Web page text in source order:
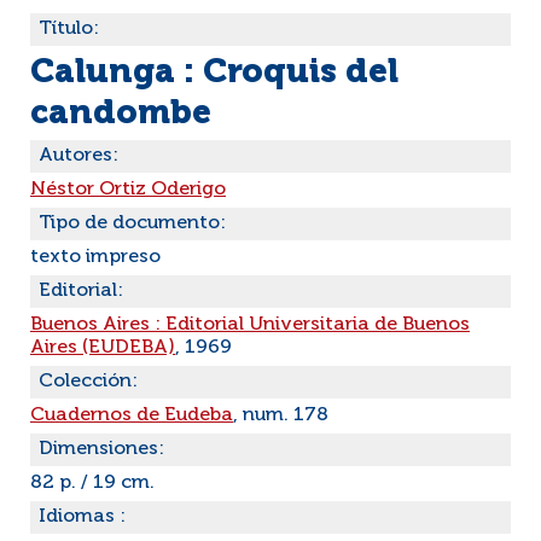
Título:
Calunga : Croquis del
candombe
Autores:
Néstor Ortiz Oderigo
Tipo de documento:
texto impreso
Editorial:
Buenos Aires : Editorial Universitaria de Buenos
Aires (EUDEBA), 1969
Colección:
Cuadernos de Eudeba, num. 178
Dimensiones:
82 p. / 19 cm.
Idiomas :